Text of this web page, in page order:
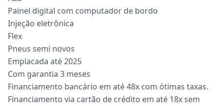
Painel digital com computador de bordo
Injeção eletrônica
Flex
Pneus semi novos
Emplacada até 2025
Com garantia 3 meses
Financiamento bancário em até 48x com ótimas taxas.
Financiamento via cartão de crédito em até 18x sem